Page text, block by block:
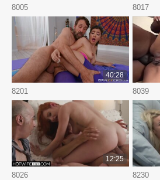
8005 8017
8201
40:28
8039
8026
12:25
8230